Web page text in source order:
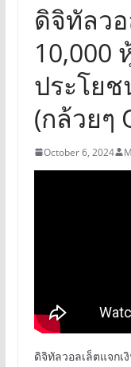
ดิจิทัลว
10,000
ประโย
(กล้วยๆ
October 6, 2024
ดิจิทัลวอลเล็ตแจกเ